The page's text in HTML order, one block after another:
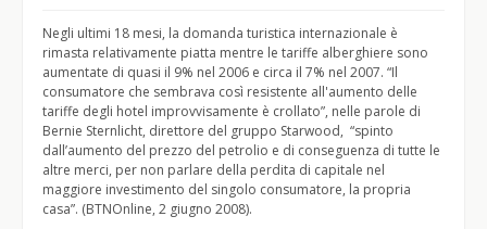
Negli ultimi 18 mesi, la domanda turistica internazionale è
rimasta relativamente piatta mentre le tariffe alberghiere sono
aumentate di quasi il 9% nel 2006 e circa il 7% nel 2007. “Il
consumatore che sembrava così resistente all'aumento delle
tariffe degli hotel improvvisamente è crollato”, nelle parole di
Bernie Sternlicht, direttore del gruppo Starwood, “spinto
dall’aumento del prezzo del petrolio e di conseguenza di tutte le
altre merci, per non parlare della perdita di capitale nel
maggiore investimento del singolo consumatore, la propria
casa”. (BTNOnline, 2 giugno 2008).